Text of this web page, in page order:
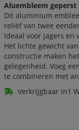
Aluembleem geperst
Dit aluminium
reliëf van twee
Ideaal voor jagers en
Het lichte gewicht
constructie maken
gelegenheid. Voeg
te combineren met
Verkrijgbaar in1